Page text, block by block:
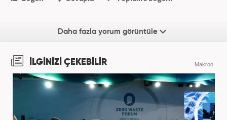
Daha fazla yorum görüntüle
İLGİNİZİ ÇEKEBİLİR Makroo